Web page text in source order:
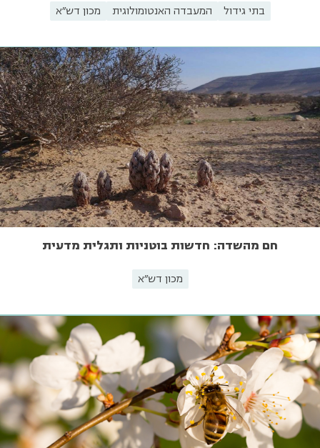
בתי גידול המעבדה האנטומולוגית מכון דש"א
חם מהשדה: חדשות בוטניות ותגלית מדעית
מכון דש"א